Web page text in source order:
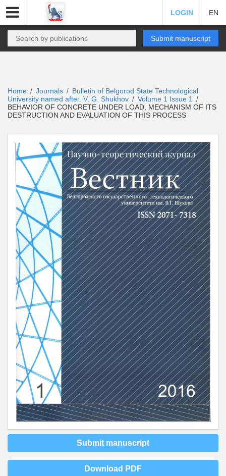
LOGIN EN
Submit manuscript
Home / Journals / Bulletin of Belgorod State Technological
University named after. V. G. Shukhov / Volume 1 Issue 1 /
BEHAVIOR OF CONCRETE UNDER LOAD, MECHANISM OF ITS
DESTRUCTION AND EVALUATION OF THIS PROCESS
Submit manuscript
Download PDF